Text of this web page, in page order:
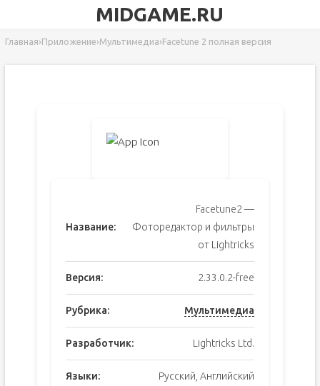
MIDGAME.RU
Главная›Приложение›Мультимедиа›Facetune 2 полная версия
Название:
Facetune2 —
Фоторедактор и фильтры
от Lightricks
Версия: 2.33.0.2-free
Рубрика: Мультимедиа
Разработчик: Lightricks Ltd.
Языки: Русский, Английский